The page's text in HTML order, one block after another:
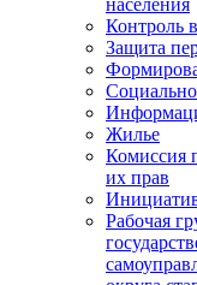
населения
Контроль
Защита
Жилье
Комиссия
их прав
Рабочая